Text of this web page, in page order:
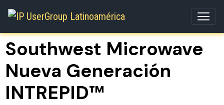
Southwest Microwave
Nueva Generación
INTREPID™